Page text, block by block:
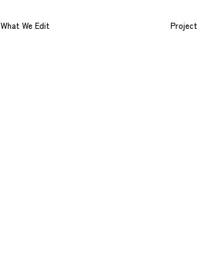
What We Edit Project